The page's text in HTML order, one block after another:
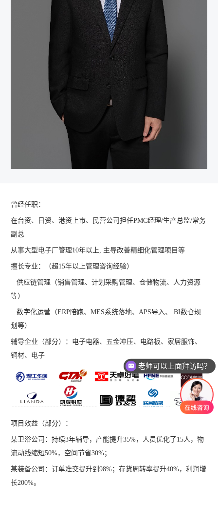
曾经任职：
在台资、日资、港资上市、民营公司担任PMC经理/生产总监/常务
副总
从事大型电子厂管理10年以上, 主导改善精细化管理项目等
擅长专业：（超15年以上管理咨询经验）
供应链管理（销售管理、计划采购管理、仓储物流、人力资源
等）
数字化运营（ERP陪跑、MES系统落地、APS导入、 BI数仓规
划等）
辅导企业（部分）：电子电器、五金冲压、电路板、家居服饰、
铜材、电子
项目效益（部分）：
某卫浴公司：持续3年辅导，产能提升35%，人员优化了15人，物
流动线缩短50%，空间节省30%；
某装备公司：订单准交提升到98%；存货周转率提升40%，利润增
长200%。
老师可以上面拜访吗？